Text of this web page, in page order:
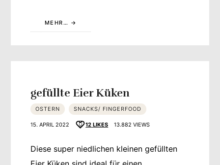
MEHR…
gefüllte Eier Küken
OSTERN SNACKS/ FINGERFOOD
15. APRIL 2022 12 LIKES 13.882 VIEWS
Diese super niedlichen kleinen gefüllten